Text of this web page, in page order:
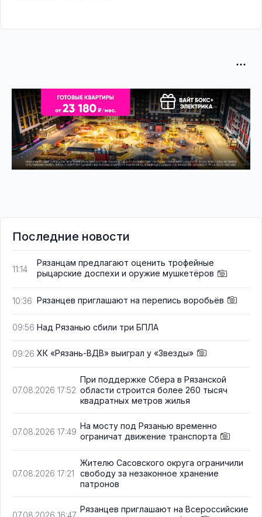
Последние новости
11:14
Рязанцам предлагают оценить трофейные
рыцарские доспехи и оружие мушкетёров
10:36 Рязанцев приглашают на перепись воробьёв
09:56 Над Рязанью сбили три БПЛА
09:26 ХК «Рязань-ВДВ» выиграл у «Звезды»
07.08.2026 17:52
При поддержке Сбера в Рязанской
области строится более 260 тысяч
квадратных метров жилья
07.08.2026 17:49
На мосту под Рязанью временно
ограничат движение транспорта
07.08.2026 17:21
Жителю Сасовского округа ограничили
свободу за незаконное хранение
патронов
Рязанцев приглашают на Всероссийские